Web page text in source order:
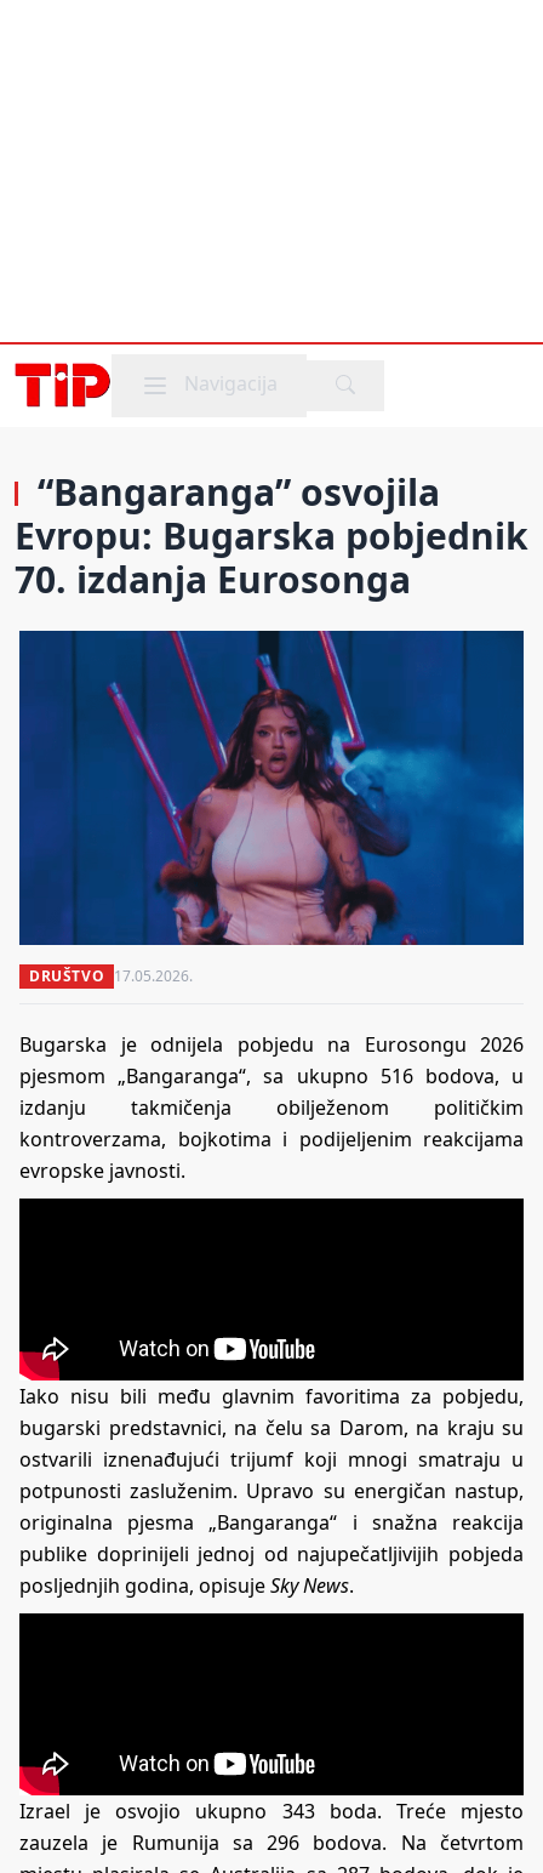
Mobile menu
Navigacija
“Bangaranga” osvojila
Evropu: Bugarska pobjednik
70. izdanja Eurosonga
DRUŠTVO 17.05.2026.
Bugarska je odnijela pobjedu na Eurosongu 2026
pjesmom „Bangaranga“, sa ukupno 516 bodova, u
izdanju takmičenja obilježenom političkim
kontroverzama, bojkotima i podijeljenim reakcijama
evropske javnosti.
Iako nisu bili među glavnim favoritima za pobjedu,
bugarski predstavnici, na čelu sa Darom, na kraju su
ostvarili iznenađujući trijumf koji mnogi smatraju u
potpunosti zasluženim. Upravo su energičan nastup,
originalna pjesma „Bangaranga“ i snažna reakcija
publike doprinijeli jednoj od najupečatljivijih pobjeda
posljednjih godina, opisujeSky News.
Izrael je osvojio ukupno 343 boda. Treće mjesto
zauzela je Rumunija sa 296 bodova. Na četvrtom